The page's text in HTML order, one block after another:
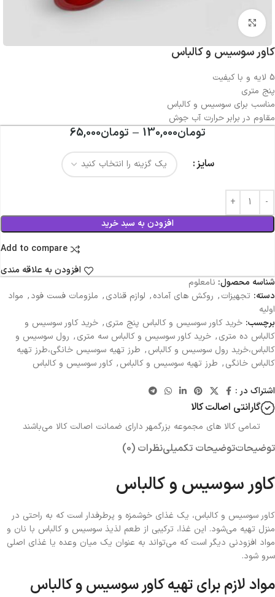
بزرگنمایی تصویر
کاور سوسیس و کالباس
5 لایه و با کیفیت
پنج متری
مناسب برای سوسیس و کالباس
مقاوم در برابر حرارت آب جوش
تومان130,000
– تومان65,000
سایز
افزودن به سبد خرید
Add to compare
افزودن به علاقه مندی
شناسه محصول: نامعلوم
دسته: تجهیزات, روکش های آماده, لوازم قنادی, ملزومات فست فود, مواد
اولیه
برچسب: خرید کاور سوسیس و کالباس پنج متری, خرید کاور سوسیس و
کالباس ده متری, خرید کاور سوسیس و کالباس سه متری, رول سوسیس و
کالباس،خرید رول سوسیس و کالباس, طرز تهیه سوسیس خانگی،طرز تهیه
کالباس خانگی, طرز تهیه سوسیس و کالباس, کاور سوسیس و کالباس
اشتراک در :
گارانتی اصالت کالا
تمامی کالا های مجموعه بزرگمهر دارای ضمانت اصالت کالا می‌باشند
توضیحاتتوضیحات تکمیلینظرات (0)
کاور سوسیس و کالباس
کاور سوسیس و کالباس، یک غذای خوشمزه و پرطرفدار است که به راحتی در
منزل تهیه می‌شود. این غذا، ترکیبی از طعم لذیذ سوسیس و کالباس با نان و
مواد افزودنی دیگر است که می‌تواند به عنوان یک میان وعده یا غذای اصلی
سرو شود.
مواد لازم برای تهیه کاور سوسیس و کالباس